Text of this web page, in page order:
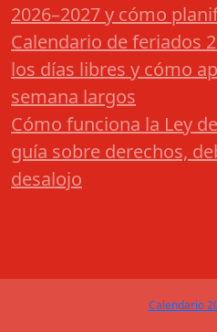
2026–2027 y cómo
Calendario de feriados
los días libres y cómo
semana largos
Cómo funciona la Ley
guía sobre derechos,
desalojo
Calendario